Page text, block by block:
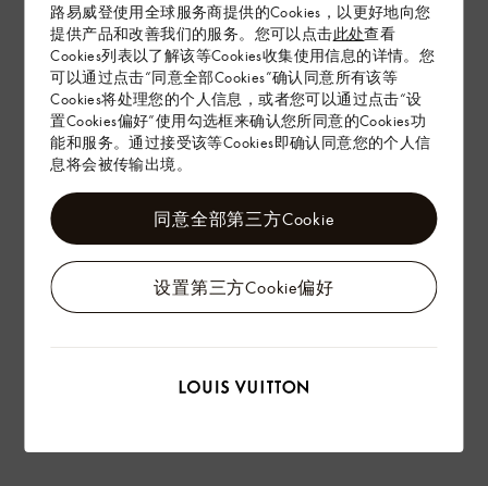
路易威登使用全球服务商提供的Cookies，以更好地向您
提供产品和改善我们的服务。您可以点击此处查看
Cookies列表以了解该等Cookies收集使用信息的详情。您
可以通过点击“同意全部Cookies”确认同意所有该等
Cookies将处理您的个人信息，或者您可以通过点击“设
置Cookies偏好”使用勾选框来确认您所同意的Cookies功
能和服务。通过接受该等Cookies即确认同意您的个人信
息将会被传输出境。
设置第三方Cookie偏好
同意全部第三方Cookie
配送 & 退货
赠礼